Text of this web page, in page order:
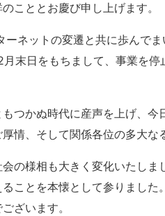
こととお慶び申し上げます。
ネットの変遷と共に歩んで
末日をもちまして、事業を
つかぬ時代に産声を上げ、
情、そして関係各位の多大な
の様相も大きく変化いたし
ことを本懐として参りまし
ざいます。